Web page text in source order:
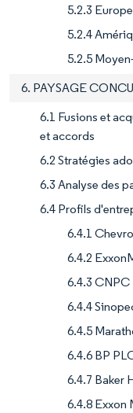
5.2.3 Europe
5.2.4
5.2.5
6. PAYSAGE
6.1 Fusions et
et accords
6.2 Stratégies
6.3 Analyse des
6.4 Profils
6.4.1
6.4.2
6.4.3 CNPC
6.4.4
6.4.5
6.4.6 BP
6.4.7 Baker
6.4.8